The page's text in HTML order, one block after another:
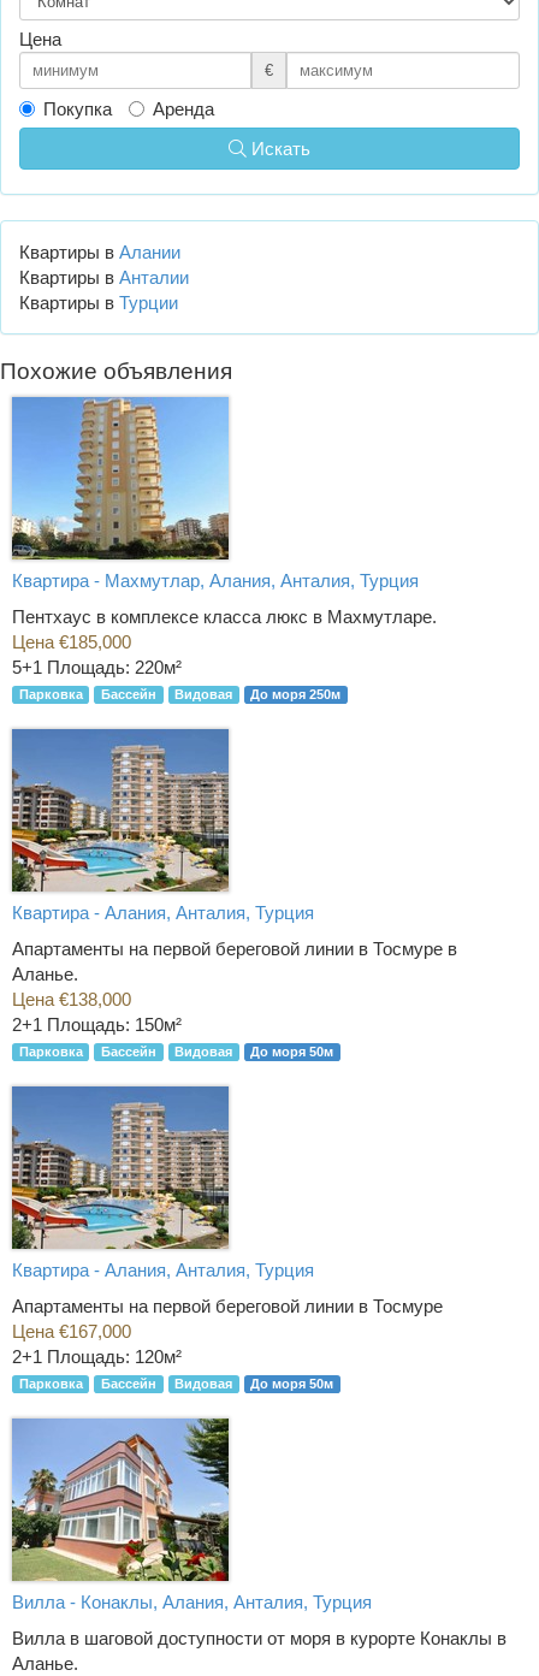
Цена
€
Покупка
Аренда
Искать
Квартиры в Алании
Квартиры в Анталии
Квартиры в Турции
Похожие объявления
Квартира - Махмутлар, Алания, Анталия, Турция
Пентхаус в комплексе класса люкс в Махмутларе.
Цена €185,000
5+1 Площадь: 220м²
Парковка Бассейн Видовая До моря 250м
Квартира - Алания, Анталия, Турция
Апартаменты на первой береговой линии в Тосмуре в
Аланье.
Цена €138,000
2+1 Площадь: 150м²
Парковка Бассейн Видовая До моря 50м
Квартира - Алания, Анталия, Турция
Апартаменты на первой береговой линии в Тосмуре
Цена €167,000
2+1 Площадь: 120м²
Парковка Бассейн Видовая До моря 50м
Вилла - Конаклы, Алания, Анталия, Турция
Вилла в шаговой доступности от моря в курорте Конаклы в
Аланье.